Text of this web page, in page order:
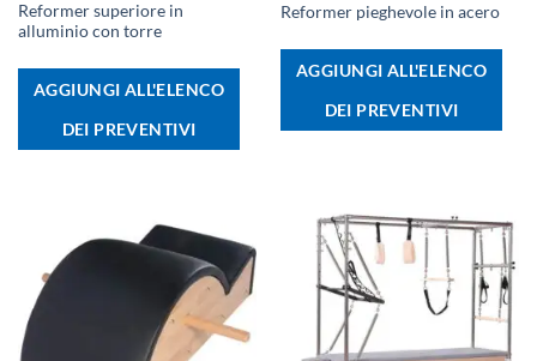
Reformer superiore in
alluminio con torre
AGGIUNGI ALL'ELENCO
DEI PREVENTIVI
Reformer pieghevole in acero
AGGIUNGI ALL'ELENCO
DEI PREVENTIVI